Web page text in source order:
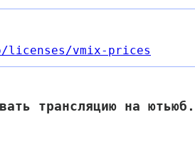
/licenses/vmix-prices
трансляцию на